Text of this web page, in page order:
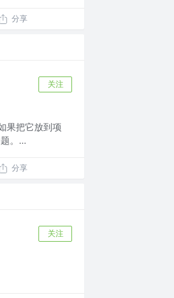
分享
关注
果把它放到项
。...
分享
关注